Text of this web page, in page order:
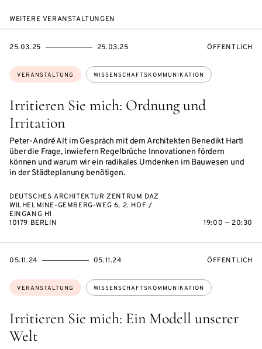
WEITERE VERANSTALTUNGEN
Irritieren Sie mich: Ordnung und
Irritation
Peter-André Alt im Ge­spräch mit dem Architekten Benedikt Hartl
über die Frage, inwiefern Regelbrüche Innovationen fördern
können und warum wir ein radikales Umdenken im Bauwesen und
in der Städteplanung benötigen.
Themen:
VERANSTALTUNG WISSENSCHAFTSKOMMUNIKATION
EVENTBEGINSON
25.03.25
EVENTENDSON 25.03.25 ÖFFENTLICH
DEUTSCHES ARCHITEKTUR ZENTRUM DAZ
WILHELMINE-GEMBERG-WEG 6, 2. HOF /
EINGANG H1
10179 BERLIN
19:00 — 20:30
Irritieren Sie mich: Ein Modell unserer
Welt
Themen:
VERANSTALTUNG WISSENSCHAFTSKOMMUNIKATION
EVENTBEGINSON
05.11.24
EVENTENDSON 05.11.24 ÖFFENTLICH